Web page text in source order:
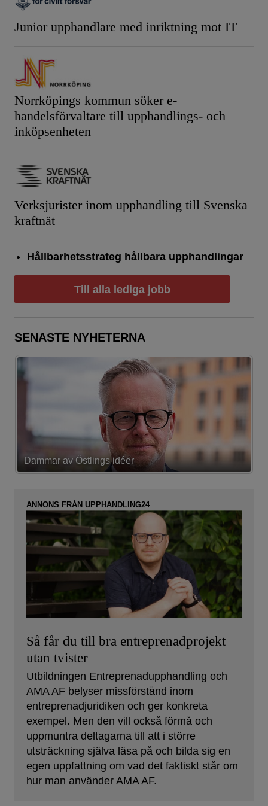
Junior upphandlare med inriktning mot IT
Norrköpings kommun söker e-
handelsförvaltare till upphandlings- och
inköpsenheten
Verksjurister inom upphandling till Svenska
kraftnät
Hållbarhetsstrateg hållbara upphandlingar
Till alla lediga jobb
SENASTE NYHETERNA
Dammar av Östlings idéer
ANNONS FRÅN UPPHANDLING24
Så får du till bra entreprenadprojekt
utan tvister
Utbildningen Entreprenadupphandling och
AMA AF belyser missförstånd inom
entreprenadjuridiken och ger konkreta
exempel. Men den vill också förmå och
uppmuntra deltagarna till att i större
utsträckning själva läsa på och bilda sig en
egen uppfattning om vad det faktiskt står om
hur man använder AMA AF.